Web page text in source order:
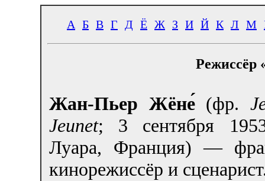
А Б В Г Д Ё Ж З И Й К Л М
Жан-Пьер Жёне́(фр.
Jeunet; 3 сентября
Луара, Франция) —
кинорежиссёр и